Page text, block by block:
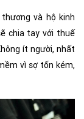
và hộ kinh
chia tay với thuế
ít người, nhất
vì sợ tốn kém,